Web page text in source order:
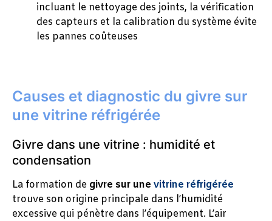
incluant le nettoyage des joints, la vérification
des capteurs et la calibration du système évite
les pannes coûteuses
Causes et diagnostic du givre sur
une vitrine réfrigérée
Givre dans une vitrine : humidité et
condensation
La formation de givre sur une vitrine réfrigérée
trouve son origine principale dans l’humidité
excessive qui pénètre dans l’équipement. L’air